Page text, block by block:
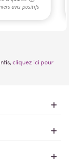
cliquez ici pour